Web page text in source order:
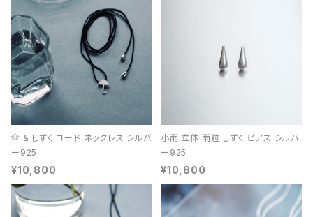
傘 & しずく コード ネックレス シルバ
ー925
¥10,800
小雨 立体 雨粒 しずく ピアス シルバ
ー925
¥10,800